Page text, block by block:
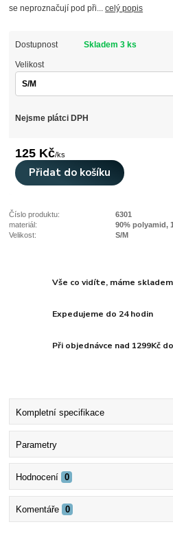
se neproznačují pod při...celý popis
Dostupnost Skladem 3 ks
Velikost
Nejsme plátci DPH
125 Kč/ks
Přidat do košíku
Číslo produktu:
6301
materiál:
90% polyamid,
Velikost:
S/M
Vše co vidíte, máme skladem
Expedujeme do 24 hodin
Při objednávce nad 1299Kč
Kompletní specifikace
Parametry
Hodnocení 0
Komentáře 0